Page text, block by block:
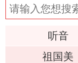
听音
祖国美